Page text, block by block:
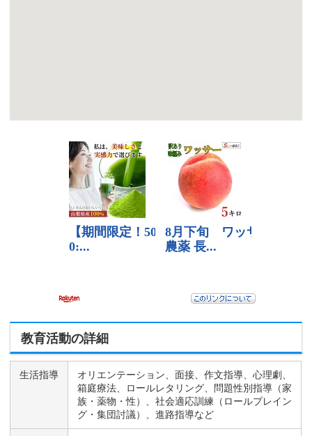
教育活動の詳細
生活指導
オリエンテーション、面接、作文指導、心理劇、
箱庭療法、ロールレタリング、問題性別指導（家
族・薬物・性）、社会適応訓練（ロールプレイン
グ・集団討議）、進路指導など